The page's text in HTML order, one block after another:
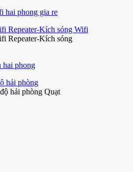
Repeater-Kích sóng Wifi
Repeater-Kích sóng
hải phòng
hải phòng Quạt